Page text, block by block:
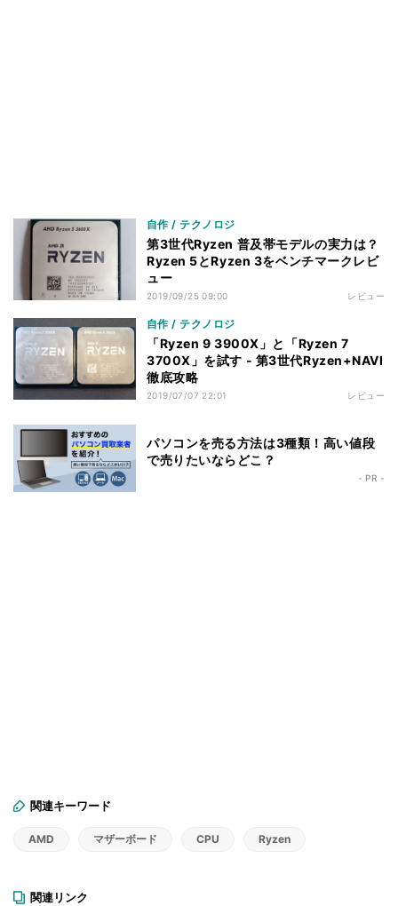
自作 / テクノロジ
第3世代Ryzen 普及帯モデルの実力は？
Ryzen 5とRyzen 3をベンチマークレビ
ュー
2019/09/25 09:00 レビュー
自作 / テクノロジ
「Ryzen 9 3900X」と「Ryzen 7
3700X」を試す - 第3世代Ryzen+NAVI
徹底攻略
2019/07/07 22:01 レビュー
パソコンを売る方法は3種類！高い値段
で売りたいならどこ？
- PR -
関連キーワード
AMD マザーボード CPU Ryzen
関連リンク